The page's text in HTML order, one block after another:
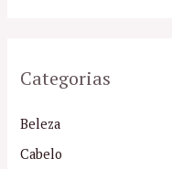
Categorias
Beleza
Cabelo